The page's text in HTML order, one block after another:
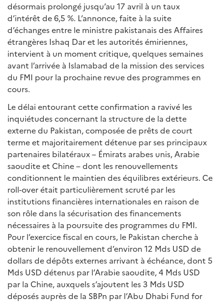
désormais prolongé jusqu’au 17 avril à un taux
d’intérêt de 6,5 %. L’annonce, faite à la suite
d’échanges entre le ministre pakistanais des Affaires
étrangères Ishaq Dar et les autorités émiriennes,
intervient à un moment critique, quelques semaines
avant l’arrivée à Islamabad de la mission des services
du FMI pour la prochaine revue des programmes en
cours.
Le délai entourant cette confirmation a ravivé les
inquiétudes concernant la structure de la dette
externe du Pakistan, composée de prêts de court
terme et majoritairement détenue par ses principaux
partenaires bilatéraux – Émirats arabes unis, Arabie
saoudite et Chine – dont les renouvellements
conditionnent le maintien des équilibres extérieurs. Ce
roll-over était particulièrement scruté par les
institutions financières internationales en raison de
son rôle dans la sécurisation des financements
nécessaires à la poursuite des programmes du FMI.
Pour l’exercice fiscal en cours, le Pakistan cherche à
obtenir le renouvellement d’environ 12 Mds USD de
dollars de dépôts externes arrivant à échéance, dont 5
Mds USD détenus par l’Arabie saoudite, 4 Mds USD
par la Chine, auxquels s’ajoutent les 3 Mds USD
déposés auprès de la SBPn par l’Abu Dhabi Fund for